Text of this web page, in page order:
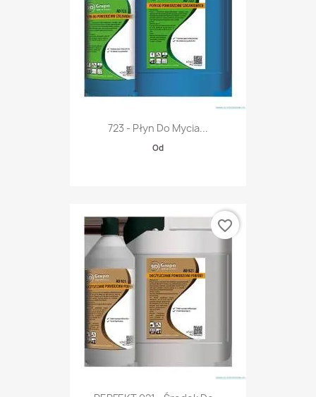
723 - Płyn Do Mycia...
Od
favorite_border